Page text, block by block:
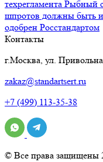
техрегламента Рыбный
шпротов должны быть
одобрен Росстандартом
Контакты
г.Москва, ул.
zakaz@standartsert.ru
+7 (499) 113-35-38
© Все права защищены